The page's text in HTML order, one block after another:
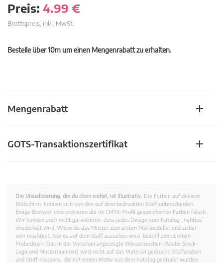
Preis: 4.99 €
Bruttopreis, inkl. MwSt.
Bestelle über 10m um einen Mengenrabatt zu erhalten.
Mengenrabatt
GOTS-Transaktionszertifikat
Die Visualisierung, die du oben siehst, ist illustrativ. Die Farben auf deinem
Bildschirm, können sich von den auf dem bedruckten Stoff unterscheiden.
Einige Browser interpretieren die im CMYK-Profil gespeicherten Farben falsch.
Wir können auch nicht garantieren, dass jedes Design vom Katalog „nahtlos”
wiederholt wird. Wenn du das Muster zum ersten Mal bestellst und sicher
sein möchtest, wie es auf dem Stoff aussehen wird, bestell zuerst einen
Probedruck. Das in der Vorschau angezeigte Wasserzeichen (Adobe Stock-
Logo und Musternummer) wird nicht auf das Material gedruckt. Stoffproben
und Stoff-Coupons, die mit einem Motiv aus dem Katalog gedruckt wurden,